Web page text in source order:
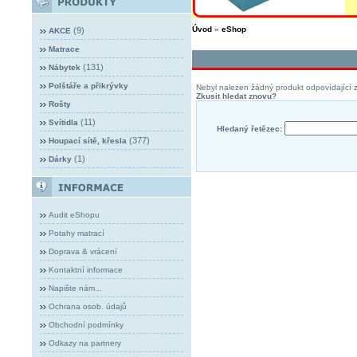
AKCE (9)
Matrace
Nábytek (131)
Polštáře a přikrývky
Rošty
Svítidla (11)
Houpací sítě, křesla (377)
Dárky(1)
Audit eShopu
Potahy matrací
Doprava & vrácení
Kontaktní informace
Napište nám...
Ochrana osob. údajů
Obchodní podmínky
Odkazy na partnery
Úvod» eShop
Nebyl nalezen žádný produkt odpovídající
Zkusit hledat znovu?
Hledaný řetězec: